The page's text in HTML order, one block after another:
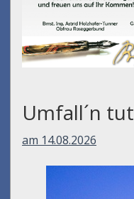
Umfall´n tut
am 14.08.2026